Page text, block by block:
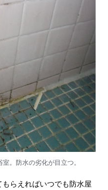
。防水の劣化が目立つ。
らえればいつでも防水屋